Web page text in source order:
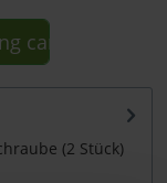
cart
(2 Stück)